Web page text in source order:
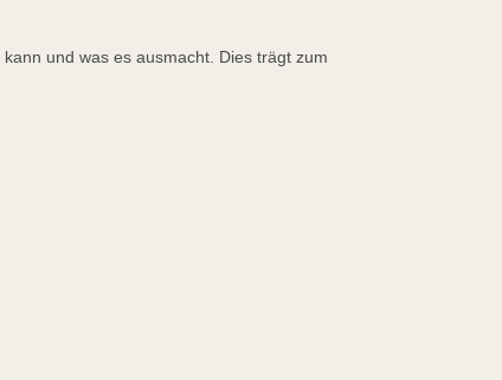
und was es ausmacht. Dies trägt zum